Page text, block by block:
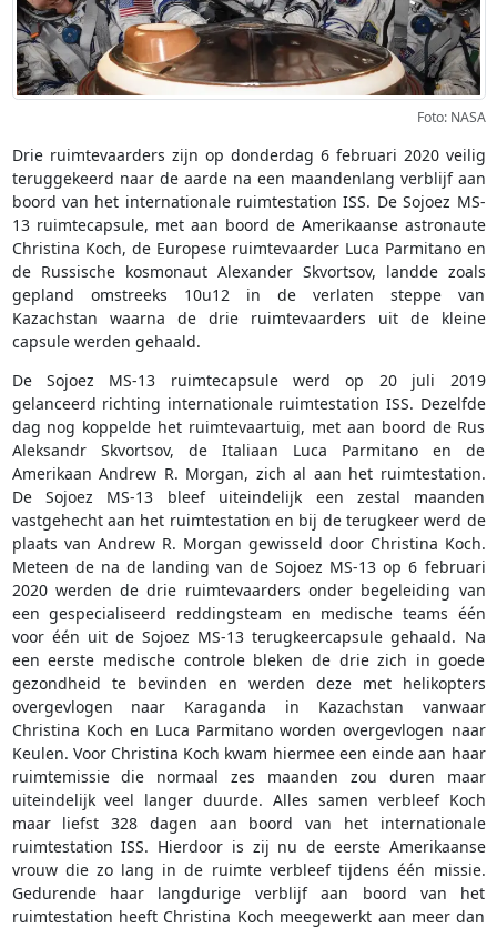
Foto: NASA
Drie ruimtevaarders zijn op donderdag 6 februari 2020 veilig
teruggekeerd naar de aarde na een maandenlang verblijf aan
boord van het internationale ruimtestation ISS. De Sojoez MS-
13 ruimtecapsule, met aan boord de Amerikaanse astronaute
Christina Koch, de Europese ruimtevaarder Luca Parmitano en
de Russische kosmonaut Alexander Skvortsov, landde zoals
gepland omstreeks 10u12 in de verlaten steppe van
Kazachstan waarna de drie ruimtevaarders uit de kleine
capsule werden gehaald.
De Sojoez MS-13 ruimtecapsule werd op 20 juli 2019
gelanceerd richting internationale ruimtestation ISS. Dezelfde
dag nog koppelde het ruimtevaartuig, met aan boord de Rus
Aleksandr Skvortsov, de Italiaan Luca Parmitano en de
Amerikaan Andrew R. Morgan, zich al aan het ruimtestation.
De Sojoez MS-13 bleef uiteindelijk een zestal maanden
vastgehecht aan het ruimtestation en bij de terugkeer werd de
plaats van Andrew R. Morgan gewisseld door Christina Koch.
Meteen de na de landing van de Sojoez MS-13 op 6 februari
2020 werden de drie ruimtevaarders onder begeleiding van
een gespecialiseerd reddingsteam en medische teams één
voor één uit de Sojoez MS-13 terugkeercapsule gehaald. Na
een eerste medische controle bleken de drie zich in goede
gezondheid te bevinden en werden deze met helikopters
overgevlogen naar Karaganda in Kazachstan vanwaar
Christina Koch en Luca Parmitano worden overgevlogen naar
Keulen. Voor Christina Koch kwam hiermee een einde aan haar
ruimtemissie die normaal zes maanden zou duren maar
uiteindelijk veel langer duurde. Alles samen verbleef Koch
maar liefst 328 dagen aan boord van het internationale
ruimtestation ISS. Hierdoor is zij nu de eerste Amerikaanse
vrouw die zo lang in de ruimte verbleef tijdens één missie.
Gedurende haar langdurige verblijf aan boord van het
ruimtestation heeft Christina Koch meegewerkt aan meer dan